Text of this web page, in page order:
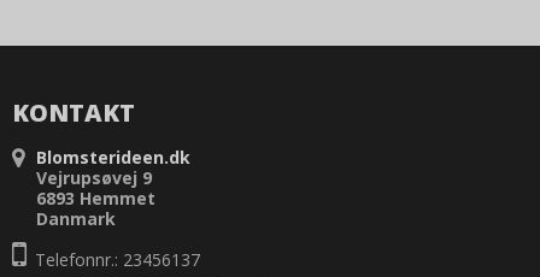
KONTAKT
Blomsterideen.dk
Vejrupsøvej 9
6893 Hemmet
Danmark
Telefonnr.: 23456137